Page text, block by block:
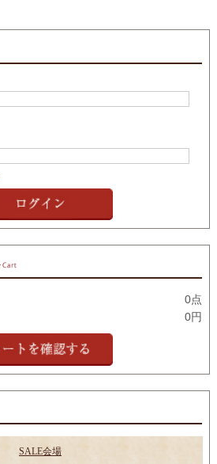
0点
0円
SALE会場